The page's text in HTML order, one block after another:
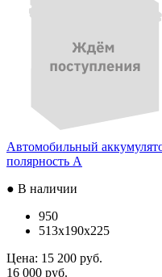
Автомобильный
полярность A
● В наличии
950
513x190x225
Цена: 15 200 руб.
16 000 руб.